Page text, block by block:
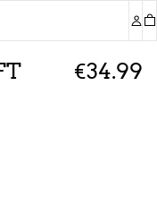
€34.99